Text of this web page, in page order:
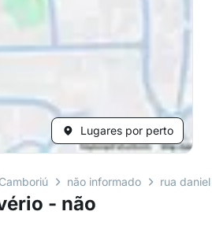
Lugares por perto
Camboriú não informado rua
- não